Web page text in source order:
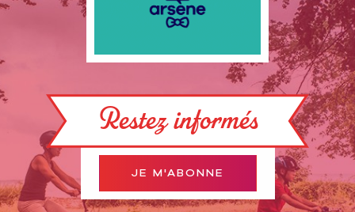
Restez informés
JE M'ABONNE